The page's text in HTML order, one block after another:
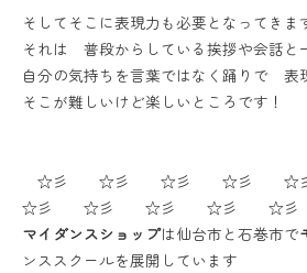
そしてそこに表現力も必要となってきま
それは 普段からしている挨拶や会話と
自分の気持ちを言葉ではなく踊りで 表
そこが難しいけど楽しいところです！
☆彡 ☆彡 ☆彡 ☆彡
☆彡 ☆彡 ☆彡 ☆彡 ☆彡
マイダンスショップは仙台市と石巻市で
ンススクールを展開しています